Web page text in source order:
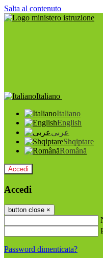
Salta al contenuto
Italiano
Italiano
English
عربى
Shqiptare
Română
Accedi
Accedi
button close ×
Password dimenticata?